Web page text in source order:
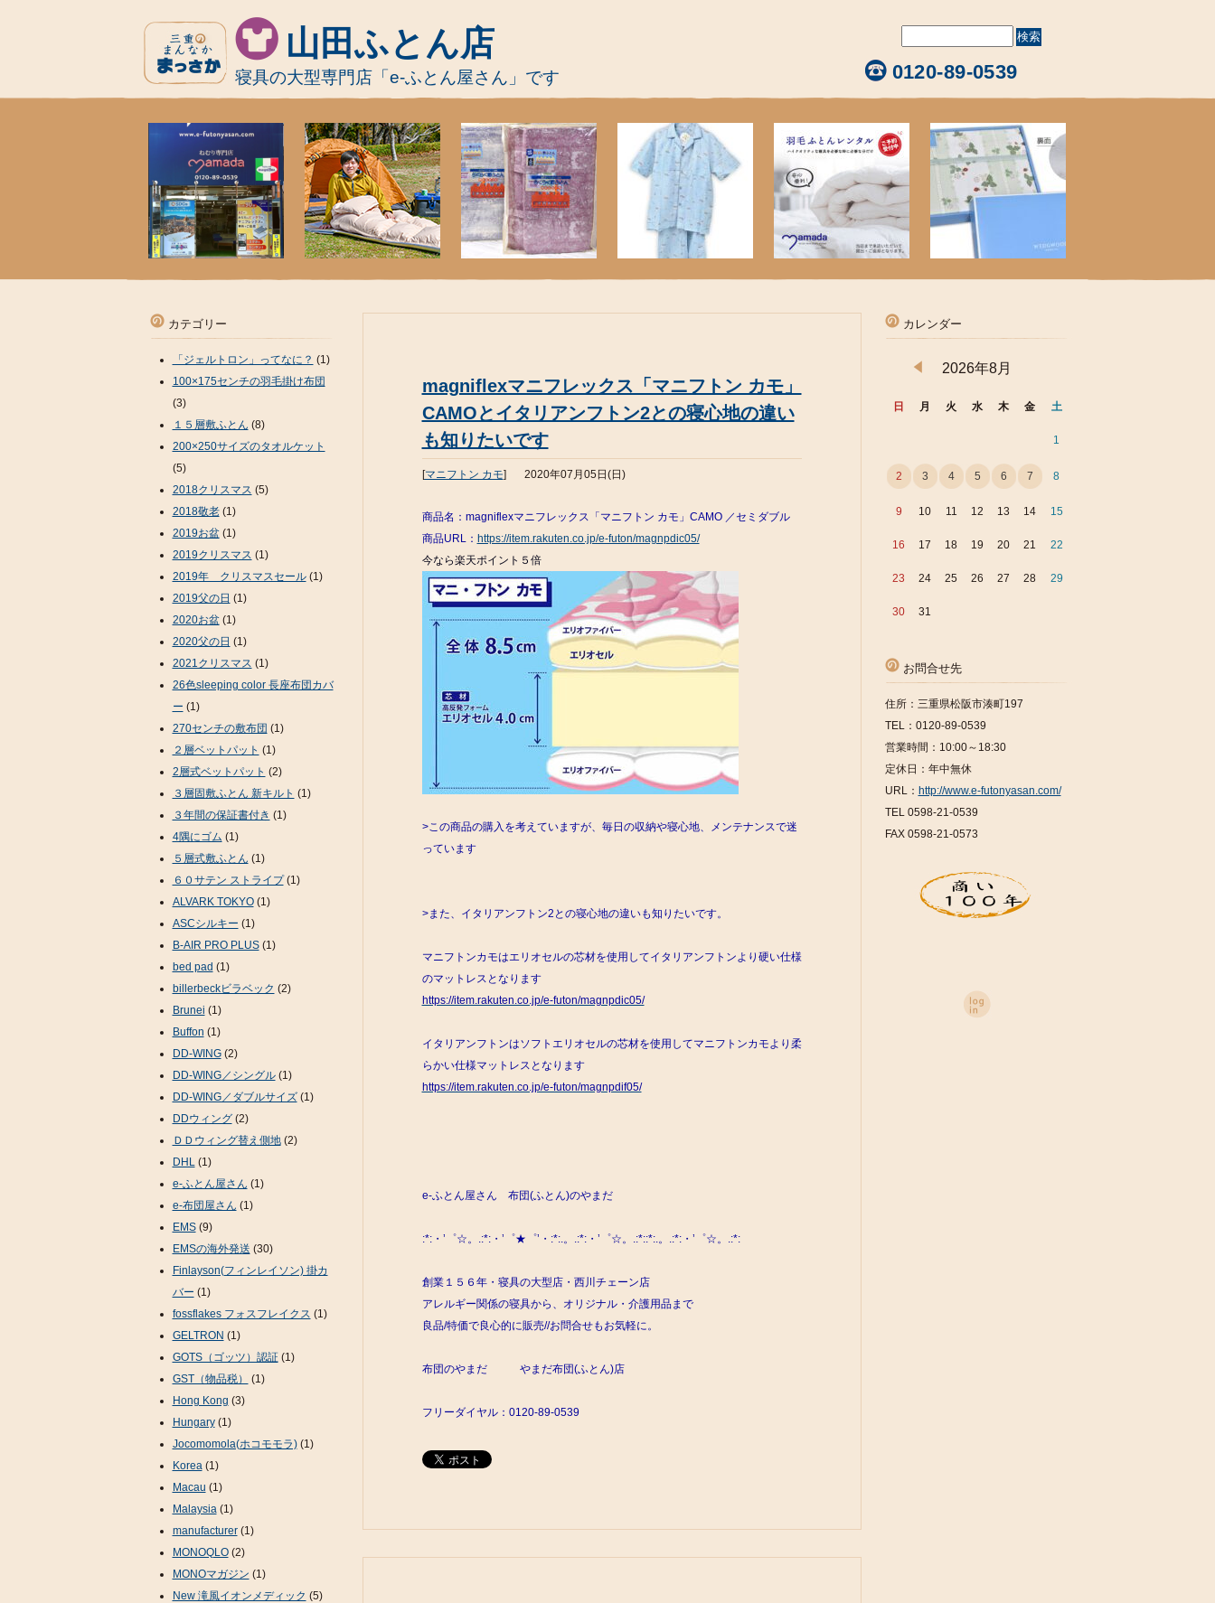
山田ふとん店
寝具の大型専門店「e-ふとん屋さん」です 0120-89-0539
magniflexマニフレックス「マニフトン カモ」
CAMOとイタリアンフトン2との寝心地の違い
も知りたいです
[マニフトン カモ] 2020年07月05日(日)
商品名：magniflexマニフレックス「マニフトン カモ」CAMO ／セミダブル
商品URL： https://item.rakuten.co.jp/e-futon/magnpdic05/
今なら楽天ポイント５倍
>この商品の購入を考えていますが、毎日の収納や寝心地、メンテナンスで迷
っています
>また、イタリアンフトン2との寝心地の違いも知りたいです。
マニフトンカモはエリオセルの芯材を使用してイタリアンフトンより硬い仕様
のマットレスとなります
https://item.rakuten.co.jp/e-futon/magnpdic05/
イタリアンフトンはソフトエリオセルの芯材を使用してマニフトンカモより柔
らかい仕様マットレスとなります
https://item.rakuten.co.jp/e-futon/magnpdif05/
e-ふとん屋さん 布団(ふとん)のやまだ
:*:・’゜☆。.:*:・’゜★゜’・:*:.。.:*:・’゜☆。.:*::*:.。.:*:・’゜☆。.:*:
創業１５６年・寝具の大型店・西川チェーン店
アレルギー関係の寝具から、オリジナル・介護用品まで
良品/特価で良心的に販売//お問合せもお気軽に。
布団のやまだ やまだ布団(ふとん)店
フリーダイヤル：0120-89-0539
カテゴリー
「ジェルトロン」ってなに？ (1)
100×175センチの羽毛掛け布団
(3)
１５層敷ふとん (8)
200×250サイズのタオルケット
(5)
2018クリスマス (5)
2018敬老(1)
2019お盆(1)
2019クリスマス (1)
2019年 クリスマスセール(1)
2019父の日 (1)
2020お盆(1)
2020父の日 (1)
2021クリスマス (1)
26色sleeping color 長座布団カバ
ー (1)
270センチの敷布団 (1)
２層ベットパット (1)
2層式ベットパット (2)
３層固敷ふとん 新キルト (1)
３年間の保証書付き (1)
4隅にゴム (1)
５層式敷ふとん (1)
６０サテン ストライプ(1)
ALVARK TOKYO(1)
ASCシルキー (1)
B-AIR PRO PLUS(1)
bed pad (1)
billerbeckビラベック (2)
Brunei (1)
Buffon (1)
DD-WING(2)
DD-WING／シングル(1)
DD-WING／ダブルサイズ(1)
DDウィング(2)
ＤＤウィング替え側地(2)
DHL(1)
e-ふとん屋さん (1)
e-布団屋さん (1)
EMS(9)
EMSの海外発送 (30)
Finlayson(フィンレイソン) 掛カ
バー (1)
fossflakes フォスフレイクス (1)
GELTRON (1)
GOTS（ゴッツ）認証(1)
GST（物品税）
(1)
Hong Kong (3)
Hungary(1)
Jocomomola(ホコモモラ)(1)
Korea(1)
Macau (1)
Malaysia(1)
manufacturer(1)
MONOQLO(2)
MONOマガジン (1)
New 滝風イオンメディック (5)
カレンダー
2026年8月
日 月 火 水 木 金 土
1
2 3 4 5 6 7 8
9 10 11 12 13 14 15
16 17 18 19 20 21 22
23 24 25 26 27 28 29
30 31
お問合せ先
住所：三重県松阪市湊町197
TEL：0120-89-0539
営業時間：10:00～18:30
定休日：年中無休
URL： http://www.e-futonyasan.com/
TEL 0598-21-0539
FAX 0598-21-0573